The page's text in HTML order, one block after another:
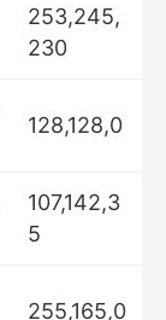
253,245,
230
128,128,0
107,142,3
5
255,165,0